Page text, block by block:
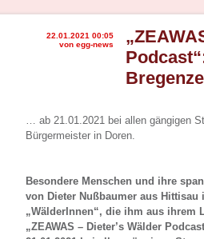
22.01.2021 00:05
von egg-news
… ab 21.01.2021 bei allen gängigen
Bürgermeister in Doren.
Besondere Menschen und ihre
von Dieter Nußbaumer aus
„WälderInnen“, die ihm aus ihrem
„ZEAWAS – Dieter’s Wälder